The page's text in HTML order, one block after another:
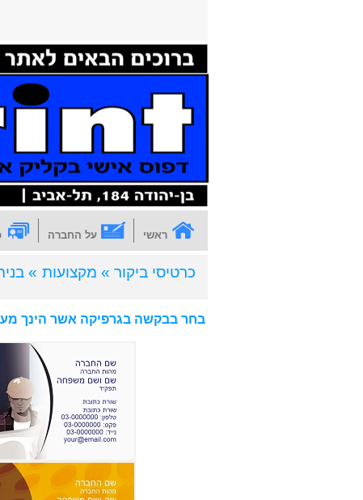
ראשי על החברה
כרטיסי ביקור » מקצועות »
בחר בבקשה בגרפיקה אשר הינך